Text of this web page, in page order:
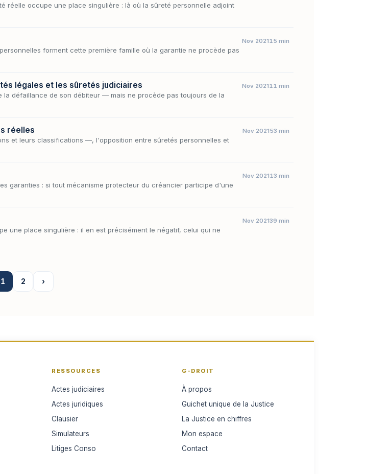
réelle occupe une place singulière : là où la sûreté personnelle adjoint
forment cette première famille où la garantie ne procède pas
Nov 202115 min
légales et les sûretés judiciaires
défaillance de son débiteur — mais ne procède pas toujours de la
Nov 202111 min
réelles
et leurs classifications —, l'opposition entre sûretés personnelles et
Nov 202153 min
garanties : si tout mécanisme protecteur du créancier participe d'une
Nov 202113 min
une place singulière : il en est précisément le négatif, celui qui ne
Nov 202139 min
1 2 ›
RESSOURCES
Actes judiciaires
Actes juridiques
Clausier
Simulateurs
Litiges Conso
G-DROIT
À propos
Guichet unique de la Justice
La Justice en chiffres
Mon espace
Contact